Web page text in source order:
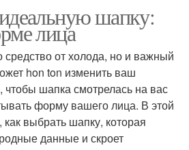
шапку:
лица
средство от холода, но и важный
hon ton изменить ваш
шапка смотрелась на вас
форму вашего лица. В этой
выбрать шапку, которая
данные и скроет